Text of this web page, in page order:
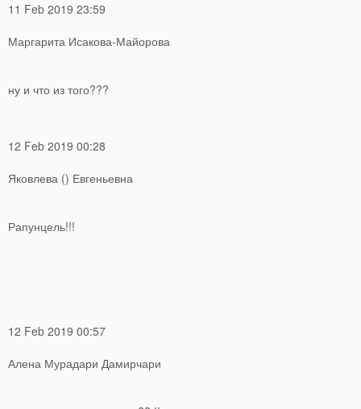
11 Feb 2019 23:59
Маргарита Исакова-Майорова
ну и что из того???
12 Feb 2019 00:28
Яковлева () Евгеньевна
Рапунцель!!!
12 Feb 2019 00:57
Алена Мурадари Дамирчари